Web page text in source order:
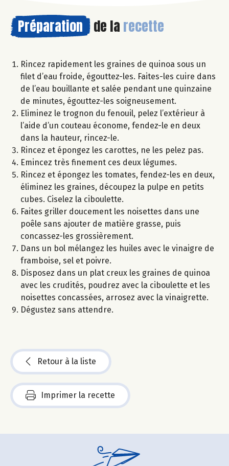
Préparation de la recette
Rincez rapidement les graines de quinoa sous un
filet d’eau froide, égouttez-les. Faites-les cuire dans
de l’eau bouillante et salée pendant une quinzaine
de minutes, égouttez-les soigneusement.
Eliminez le trognon du fenouil, pelez l’extérieur à
l’aide d’un couteau économe, fendez-le en deux
dans la hauteur, rincez-le.
Rincez et épongez les carottes, ne les pelez pas.
Emincez très finement ces deux légumes.
Rincez et épongez les tomates, fendez-les en deux,
éliminez les graines, découpez la pulpe en petits
cubes. Ciselez la ciboulette.
Faites griller doucement les noisettes dans une
poêle sans ajouter de matière grasse, puis
concassez-les grossièrement.
Dans un bol mélangez les huiles avec le vinaigre de
framboise, sel et poivre.
Disposez dans un plat creux les graines de quinoa
avec les crudités, poudrez avec la ciboulette et les
noisettes concassées, arrosez avec la vinaigrette.
Dégustez sans attendre.
Retour à la liste
Imprimer la recette